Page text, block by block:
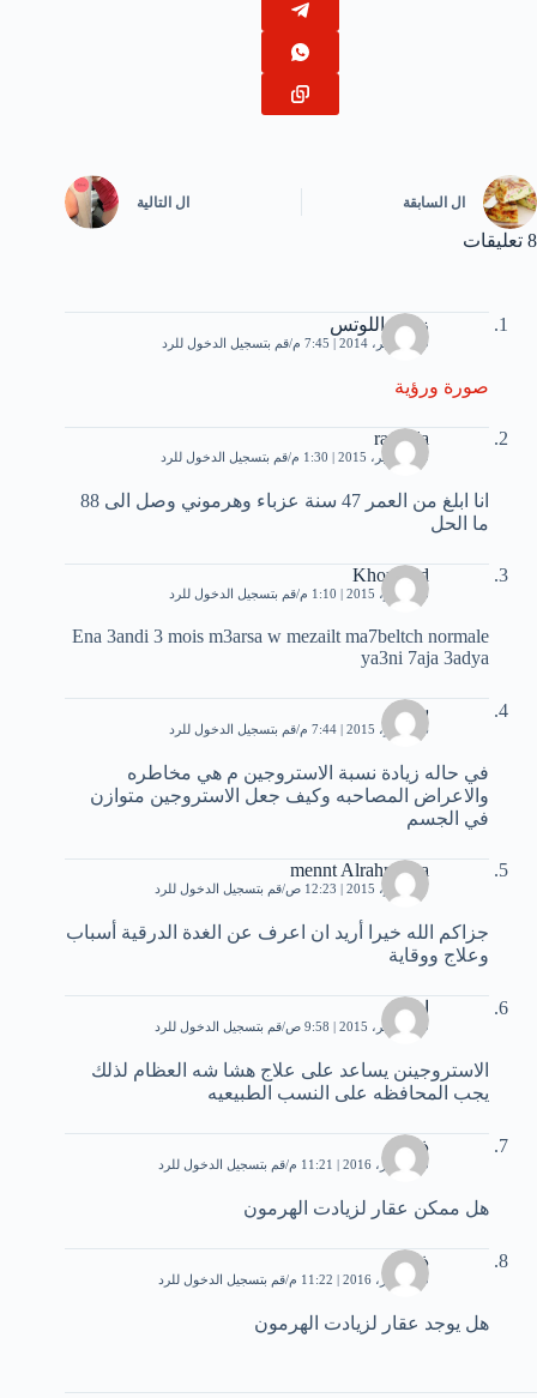
ال السابقة ال التالية
8 تعليقات
زهرة اللوتس
29 نوفمبر، 2014 | 7:45 م قم بتسجيل الدخول للرد
صورة ورؤية
rachida
29 سبتمبر، 2015 | 1:30 م قم بتسجيل الدخول للرد
انا ابلغ من العمر 47 سنة عزباء وهرموني وصل الى 88
ما الحل
Khouloud
3 نوفمبر، 2015 | 1:10 م قم بتسجيل الدخول للرد
Ena 3andi 3 mois m3arsa w mezailt ma7beltch normale
ya3ni 7aja 3adya
سهام
6 نوفمبر، 2015 | 7:44 م قم بتسجيل الدخول للرد
في حاله زيادة نسبة الاستروجين م هي مخاطره
والاعراض المصاحبه وكيف جعل الاستروجين متوازن
في الجسم
mennt Alrahman a
7 نوفمبر، 2015 | 12:23 ص قم بتسجيل الدخول للرد
جزاكم الله خيرا أريد ان اعرف عن الغدة الدرقية أسباب
وعلاج ووقاية
ايمان
19 نوفمبر، 2015 | 9:58 ص قم بتسجيل الدخول للرد
الاستروجينن يساعد على علاج هشا شه العظام لذلك
يجب المحافظه على النسب الطبيعيه
ذياد
30 أكتوبر، 2016 | 11:21 م قم بتسجيل الدخول للرد
هل ممكن عقار لزيادت الهرمون
ذياد
30 أكتوبر، 2016 | 11:22 م قم بتسجيل الدخول للرد
هل يوجد عقار لزيادت الهرمون